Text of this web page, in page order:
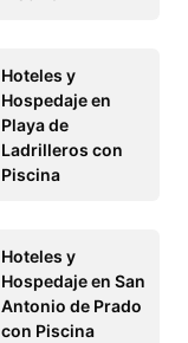
Hoteles y
Hospedaje en
Playa de
Ladrilleros con
Piscina
Hoteles y
Hospedaje en San
Antonio de Prado
con Piscina